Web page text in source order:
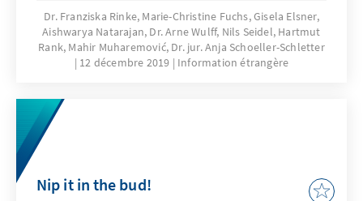
Problem sind. Zwar müssen Lösungen im
Kampf gegen Korruption in der Justiz auf
nationaler Ebene gefunden werden, dennoch
lohnt sich eine globale Perspektive auf dieses
Phänomen.
Dr. Franziska Rinke, Marie-Christine Fuchs, Gisela Elsner,
Aishwarya Natarajan, Dr. Arne Wulff, Nils Seidel, Hartmut
Rank, Mahir Muharemović, Dr. jur. Anja Schoeller-Schletter
12 décembre 2019
Information étrangère
Nip it in the bud!